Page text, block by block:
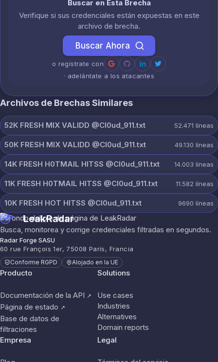
Buscar en Esta Brecha
Verifique si sus credenciales están expuestas en este
archivo de brecha.
Buscar Ahora
o regístrate con
· adelántate a los atacantes
Archivos de Brechas Similares
52K FRESH MIX VALIDD @Cl0ud_911.txt 52.471 líneas
50K FRESH MIX VALIDD @Cl0ud_911.txt 49.130 líneas
14K FRESH H0TMAIL HITSS @Cl0ud_911.txt 14.003 líneas
11K FRESH H0TMAIL HITSS @Cl0ud_911.txt 11.582 líneas
10K FRESH HOT HITSS @Cl0ud_911.txt 9690 líneas
LeakRadar
Busca, monitorea y corrige credenciales filtradas en segundos.
Radar Forge SASU
60 rue François 1er, 75008 París, Francia
Conforme RGPD Alojado en la UE
Producto
Documentación de la API ↗
Página de estado ↗
Base de datos de
filtraciones
Solutions
Use cases
Industries
Alternatives
Domain reports
Empresa
Legal